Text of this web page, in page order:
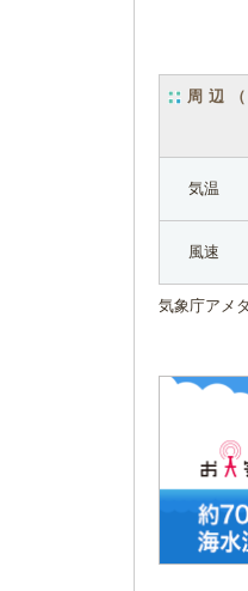
周辺
気温
風速
気象庁アメ